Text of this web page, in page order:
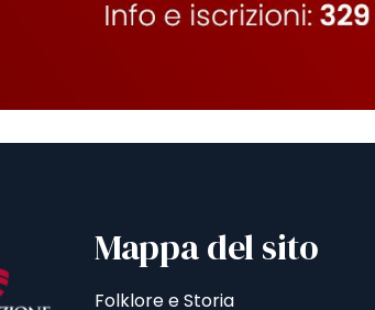
Mappa del sito
Folklore e Storia